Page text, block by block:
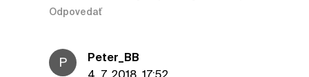
Odpovedať
P
Peter_BB